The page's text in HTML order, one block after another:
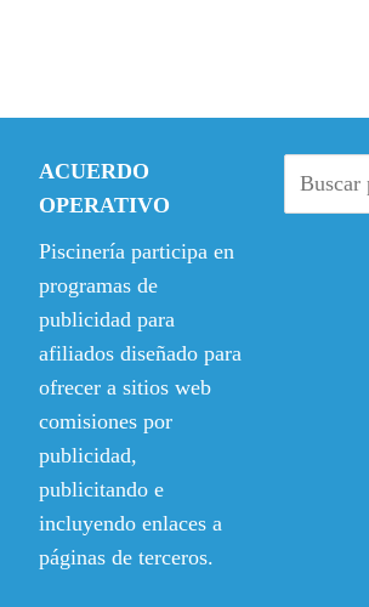
ACUERDO
OPERATIVO
Piscinería participa en
programas de
publicidad para
afiliados diseñado para
ofrecer a sitios web
comisiones por
publicidad,
publicitando e
incluyendo enlaces a
páginas de terceros.